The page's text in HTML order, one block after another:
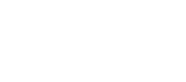
adaptée à